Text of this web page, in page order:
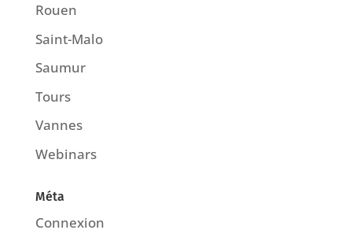
Rouen
Saint-Malo
Saumur
Tours
Vannes
Webinars
Méta
Connexion